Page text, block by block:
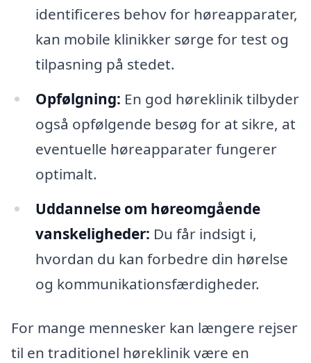
identificeres behov for høreapparater,
kan mobile klinikker sørge for test og
tilpasning på stedet.
Opfølgning: En god høreklinik tilbyder
også opfølgende besøg for at sikre, at
eventuelle høreapparater fungerer
optimalt.
Uddannelse om høreomgående
vanskeligheder: Du får indsigt i,
hvordan du kan forbedre din hørelse
og kommunikationsfærdigheder.
For mange mennesker kan længere rejser
til en traditionel høreklinik være en